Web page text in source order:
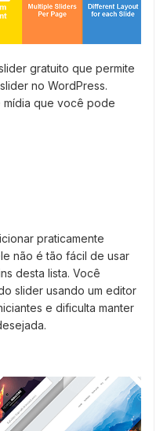
gratuito que permite
no WordPress.
que você pode
praticamente
não é tão fácil de usar
desta lista. Você
slider usando um editor
e dificulta manter